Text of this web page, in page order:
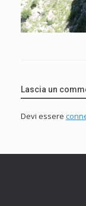
Lascia un
Devi essere